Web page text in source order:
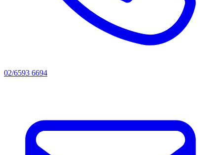
02/6593 6694